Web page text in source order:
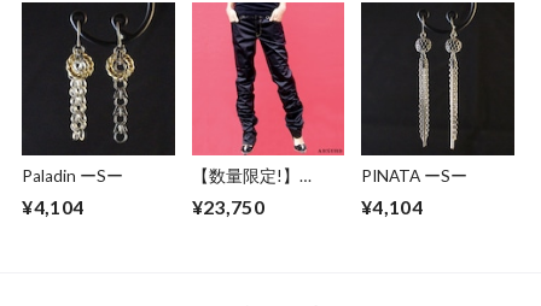
パイピング フェイ
クレザー ベルトル
ープ アブサード
SNOWKIN Jr（P）
ト BLACK アブサー
ド FAKE STAR
Paladin ーSー
¥4,104
【数量限定!】
ンツ タック BLACK
¥23,750
PINATA ーSー
¥4,104